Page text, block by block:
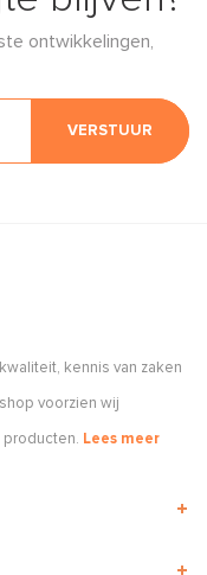
ontwikkelingen,
VERSTUUR
kennis van zaken
voorzien wij
Lees meer